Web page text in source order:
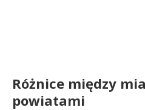
Różnice między
powiatami